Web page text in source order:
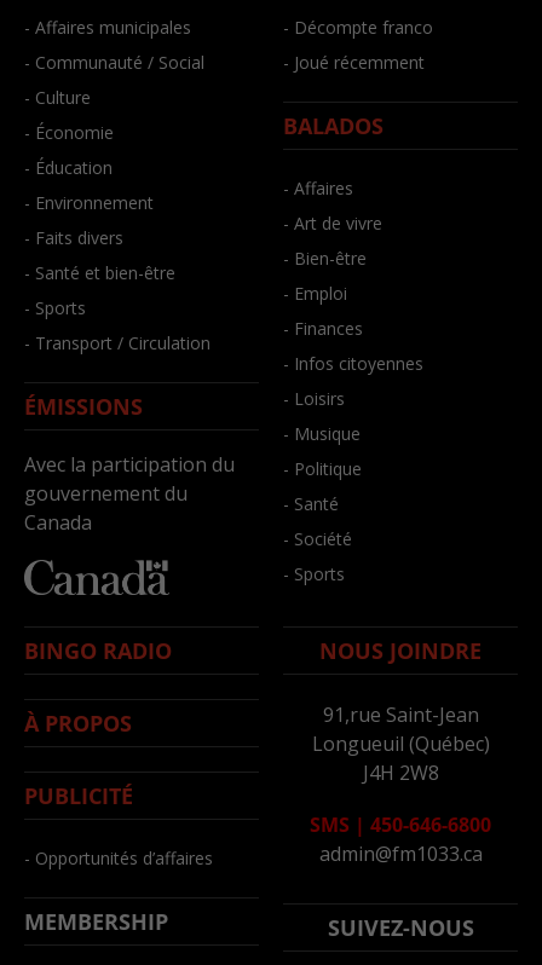
- Affaires municipales
- Communauté / Social
- Culture
- Économie
- Éducation
- Environnement
- Faits divers
- Santé et bien-être
- Sports
- Transport / Circulation
ÉMISSIONS
Avec la participation du
gouvernement du
Canada
- Décompte franco
- Joué récemment
BALADOS
- Affaires
- Art de vivre
- Bien-être
- Emploi
- Finances
- Infos citoyennes
- Loisirs
- Musique
- Politique
- Santé
- Société
- Sports
BINGO RADIO
À PROPOS
PUBLICITÉ
- Opportunités d’affaires
MEMBERSHIP
NOUS JOINDRE
91,rue Saint-Jean
Longueuil (Québec)
J4H 2W8
SMS | 450-646-6800
admin@fm1033.ca
SUIVEZ-NOUS